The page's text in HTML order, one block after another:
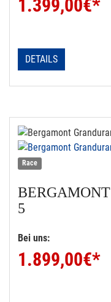
1.399,00€*
DETAILS
Race
BERGAMONT
5
Bei uns:
1.899,00€*